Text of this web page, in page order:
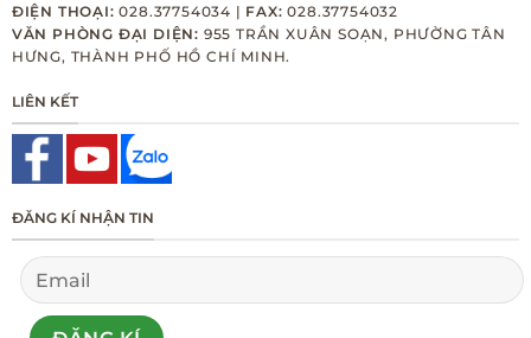
ĐIỆN THOẠI: 028.37754034 | FAX: 028.37754032
VĂN PHÒNG ĐẠI DIỆN: 955 TRẦN XUÂN SOẠN, PHƯỜNG TÂN
HƯNG, THÀNH PHỐ HỒ CHÍ MINH.
LIÊN KẾT
ĐĂNG KÍ NHẬN TIN